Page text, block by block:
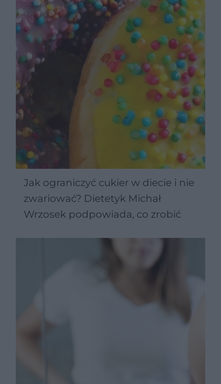
Jak ograniczyć cukier w diecie i nie
zwariować? Dietetyk Michał
Wrzosek podpowiada, co zrobić